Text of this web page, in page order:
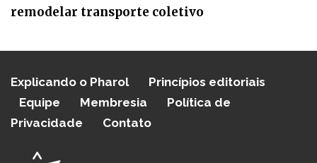
remodelar transporte coletivo
Explicando o Pharol
Princípios editoriais
Equipe
Membresia
Política de
Privacidade
Contato